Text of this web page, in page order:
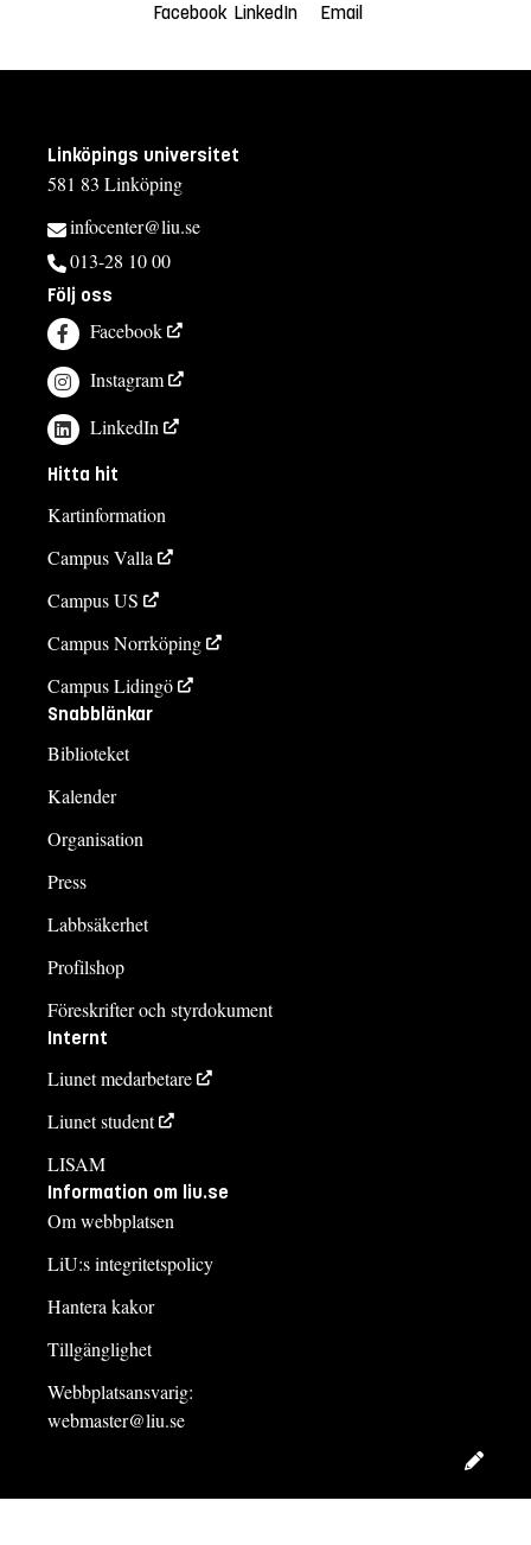
Facebook LinkedIn Email
Linköpings universitet
581 83 Linköping
infocenter@liu.se
013-28 10 00
Följ oss
Facebook
Instagram
LinkedIn
Hitta hit
Kartinformation
Campus Valla
Campus US
Campus Norrköping
Campus Lidingö
Snabblänkar
Biblioteket
Kalender
Organisation
Press
Labbsäkerhet
Profilshop
Föreskrifter och styrdokument
Internt
Liunet medarbetare
Liunet student
LISAM
Information om liu.se
Om webbplatsen
LiU:s integritetspolicy
Hantera kakor
Tillgänglighet
Webbplatsansvarig:
webmaster@liu.se